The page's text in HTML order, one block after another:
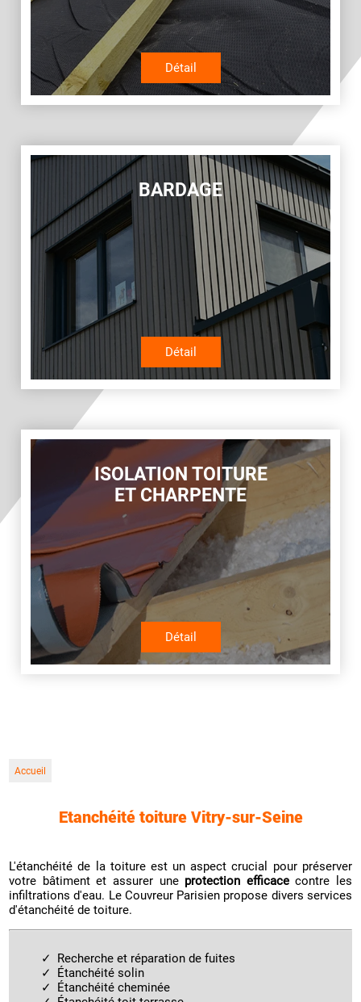
Détail
BARDAGE
Détail
ISOLATION TOITURE
ET CHARPENTE
Détail
Accueil
Etanchéité toiture Vitry-sur-Seine
L'étanchéité de la toiture est un aspect crucial pour préserver
votre bâtiment et assurer une protection efficacecontre les
infiltrations d'eau. Le Couvreur Parisien propose divers services
d'étanchéité de toiture.
Recherche et réparation de fuites
Étanchéité solin
Étanchéité cheminée